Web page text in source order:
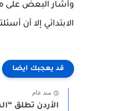
وأشار البعض على
الابتدائي إلا أن
قد يعجبك ايضا
منذ عام
الأردن تطلق